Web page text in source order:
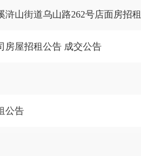
浒山街道乌山路262号店面房招
房屋招租公告 成交公告
公告